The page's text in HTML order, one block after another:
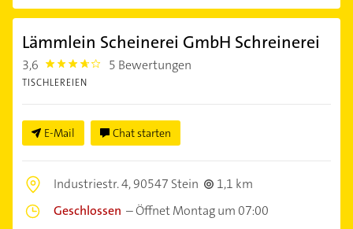
Lämmlein Scheinerei GmbH Schreinerei
3,6 3.6000001 5 Bewertungen
TISCHLEREIEN
E-Mail Chat starten
Industriestr. 4,90547 Stein
1,1 km
Geschlossen –Öffnet Montag um 07:00